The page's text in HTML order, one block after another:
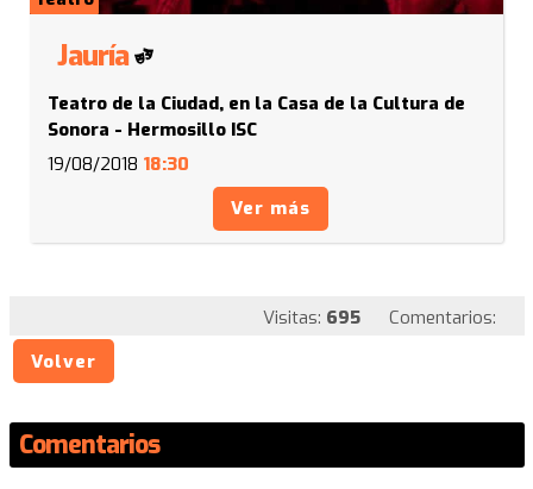
Jauría
Teatro de la Ciudad, en la Casa de la Cultura de
Sonora - Hermosillo ISC
19/08/2018 18:30
Ver más
Visitas: 695
Comentarios:
Volver
Comentarios